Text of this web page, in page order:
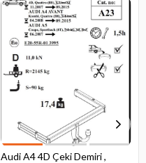
Audi A4 4D Çeki Demiri ,